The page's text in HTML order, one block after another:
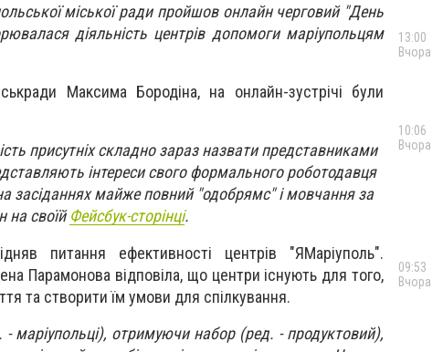
міської ради пройшов онлайн черговий "День
діяльність центрів допомоги маріупольцям
Максима Бородіна, на онлайн-зустрічі були
присутніх складно зараз назвати представниками
інтереси свого формального роботодавця
засіданнях майже повний "одобрямс" і мовчання за
на своїйФейсбук-сторінці.
питання ефективності центрів "ЯМаріуполь".
Парамонова відповіла, що центри існують для того,
та створити їм умови для спілкування.
маріупольці), отримуючи набор (ред. - продуктовий),
13:00
Вчора
10:06
Вчора
09:53
Вчора